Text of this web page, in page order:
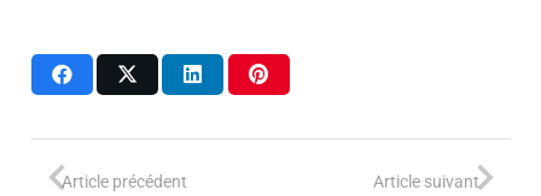
Article précédent Article suivant